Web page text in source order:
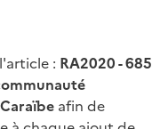
: RA2020 - 685
afin de